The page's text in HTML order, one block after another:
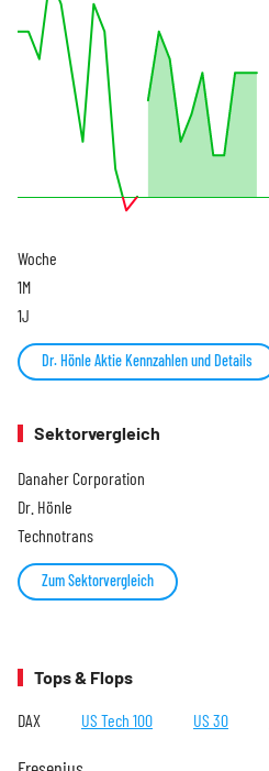
Woche
1M
1J
Dr. Hönle Aktie Kennzahlen und Details
Sektorvergleich
Danaher Corporation
Dr. Hönle
Technotrans
Zum Sektorvergleich
Tops & Flops
DAX US Tech 100 US 30